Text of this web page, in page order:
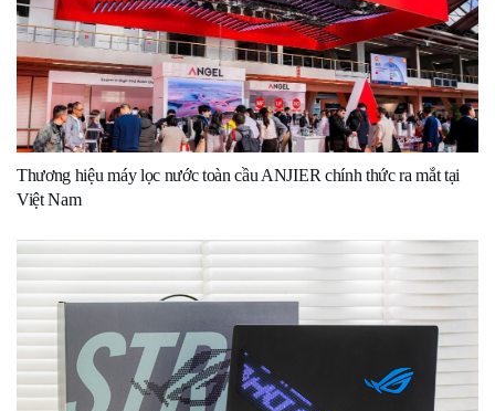
Thương hiệu máy lọc nước toàn cầu ANJIER chính thức ra mắt tại
Việt Nam